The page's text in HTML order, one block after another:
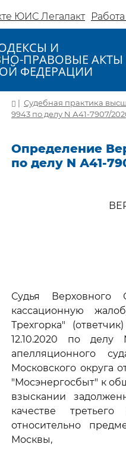
ЮИС Легалакт
И
ПРАВОВЫЕ АКТЫ
ФЕДЕРАЦИИ
| Судебная практика
9943 по делу N А41-7907/
Определение
по делу N А41-
Судья
кассационную
Трехгорка"
12.10.2020 по делу
апелляционного
Московского округа
"Мосэнергосбыт" к
взыскании
качестве
относительно
Москвы,